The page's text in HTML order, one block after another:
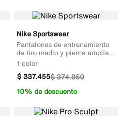
Nike Sportswear
Pantalones de entrenamiento
de tiro medio y pierna amplia
para mujer
1 color
$374.950
$337.455
10% de descuento